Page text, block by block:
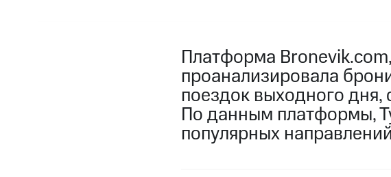
Платформа
проанализировала
поездок выходного
По данным платформы,
популярных